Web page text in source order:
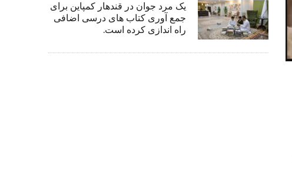
یک مرد جوان در قندهار کمپاین برای
جمع آوری کتاب های درسی اضافی
راه اندازی کرده است.